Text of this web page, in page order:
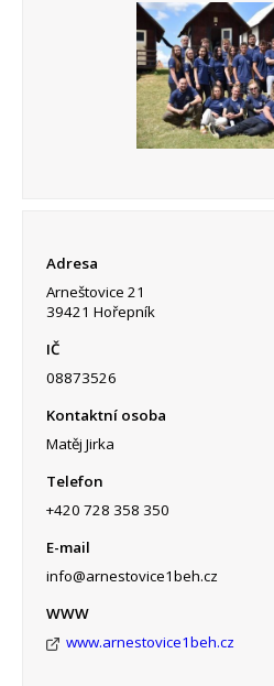
Adresa
Arneštovice 21
39421 Hořepník
IČ
08873526
Kontaktní osoba
Matěj Jirka
Telefon
+420 728 358 350
E-mail
info@arnestovice1beh.cz
WWW
www.arnestovice1beh.cz